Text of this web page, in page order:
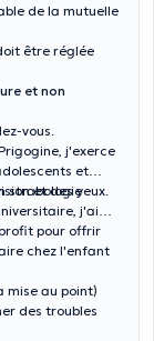
de la mutuelle
être réglée
et non
vous.
j'exerce
et
et des yeux.
strabologie
j'ai
pour offrir
chez l'enfant
mise au point)
des troubles